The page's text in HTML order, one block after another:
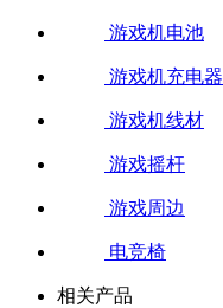
游戏机电池
游戏机充电器
游戏机线材
游戏摇杆
游戏周边
电竞椅
相关产品